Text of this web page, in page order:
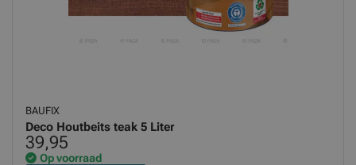
BAUFIX
Deco Houtbeits teak 5 Liter
39,95
Op voorraad